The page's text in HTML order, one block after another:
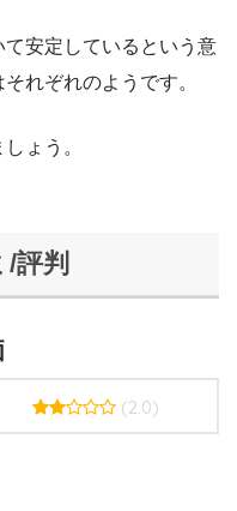
安定しているという意
れぞれのようです。
ょう。
評判
(2.0)